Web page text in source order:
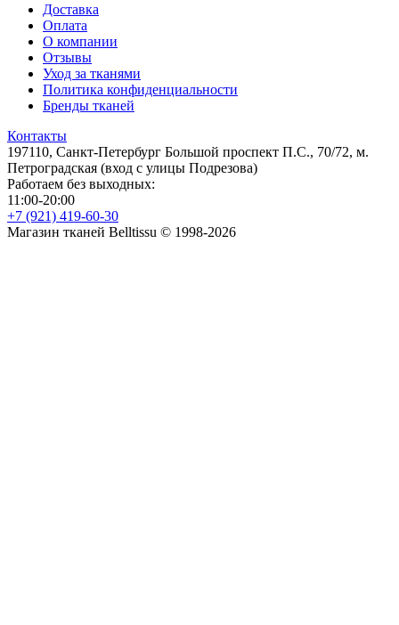
Доставка
Оплата
О компании
Отзывы
Уход за тканями
Политика конфиденциальности
Бренды тканей
Контакты
197110, Санкт-Петербург Большой проспект П.С., 70/72, м.
Петроградская (вход с улицы Подрезова)
Работаем без выходных:
11:00-20:00
+7 (921) 419-60-30
Магазин тканей Belltissu © 1998-2026